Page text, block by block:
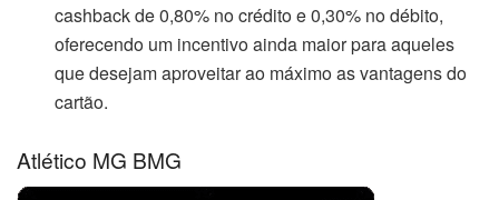
cashback de 0,80% no crédito e 0,30% no débito,
oferecendo um incentivo ainda maior para aqueles
que desejam aproveitar ao máximo as vantagens do
cartão.
Atlético MG BMG